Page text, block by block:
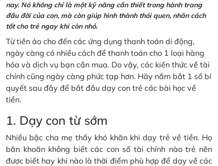
nay. Nó không chỉ là một kỹ năng cần thiết trong hành trang
đầu đời của con, mà còn giúp hình thành thói quen, nhân cách
tốt cho trẻ ngay khi còn nhỏ.
Từ tiền ảo cho đến các ứng dụng thanh toán di động,
ngày càng có nhiều cách để thanh toán cho 1 loại hàng
hóa và dịch vụ bạn cần mua. Do vậy, các kiến thức về tài
chính cũng ngày càng phức tạp hơn. Hãy nắm bắt 1 số bí
quyết sau đây để bắt đầu dạy con trẻ các bài học về
tiền.
1. Dạy con từ sớm
Nhiều bậc cha mẹ thấy khó khăn khi dạy trẻ về tiền. Họ
băn khoăn không biết các con số tài chính nào trẻ nên
được biết hay khi nào là thời điểm phù hợp để dạy về các